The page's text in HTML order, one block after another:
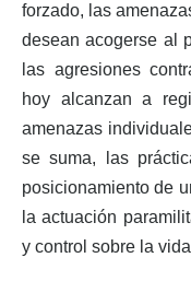
forzado, las
desean acogerse al
las agresiones
hoy alcanzan a
amenazas
se suma, las
posicionamiento de
la actuación
y control sobre la